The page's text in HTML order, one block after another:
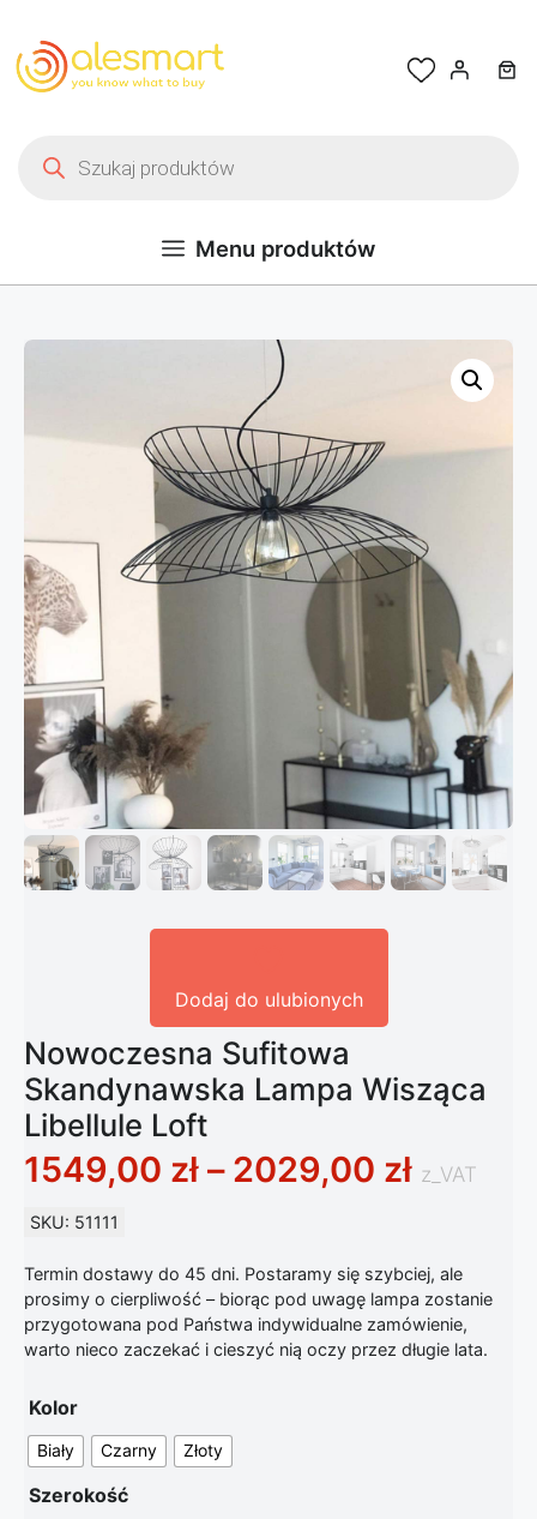
Menu produktów
Dodaj do ulubionych
Nowoczesna Sufitowa
Skandynawska Lampa Wisząca
Libellule Loft
1549,00 zł – 2029,00 złZakres
z_VAT
SKU: 51111
Termin dostawy do 45 dni. Postaramy się szybciej, ale
prosimy o cierpliwość – biorąc pod uwagę lampa zostanie
przygotowana pod Państwa indywidualne zamówienie,
warto nieco zaczekać i cieszyć nią oczy przez długie lata.
Kolor
Biały Czarny Złoty
Szerokość